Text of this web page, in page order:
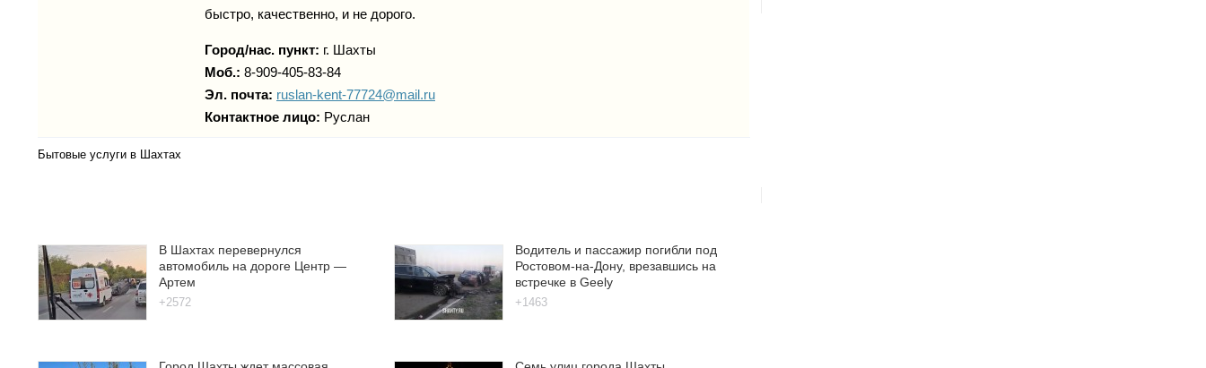
быстро, качественно, и не дорого.
Город/нас. пункт: г. Шахты
Моб.: 8-909-405-83-84
Эл. почта: ruslan-kent-77724@mail.ru
Контактное лицо: Руслан
Бытовые услуги в Шахтах
В Шахтах перевернулся
автомобиль на дороге Центр —
Артем
+2572
Водитель и пассажир погибли под
Ростовом-на-Дону, врезавшись на
встречке в Geely
+1463